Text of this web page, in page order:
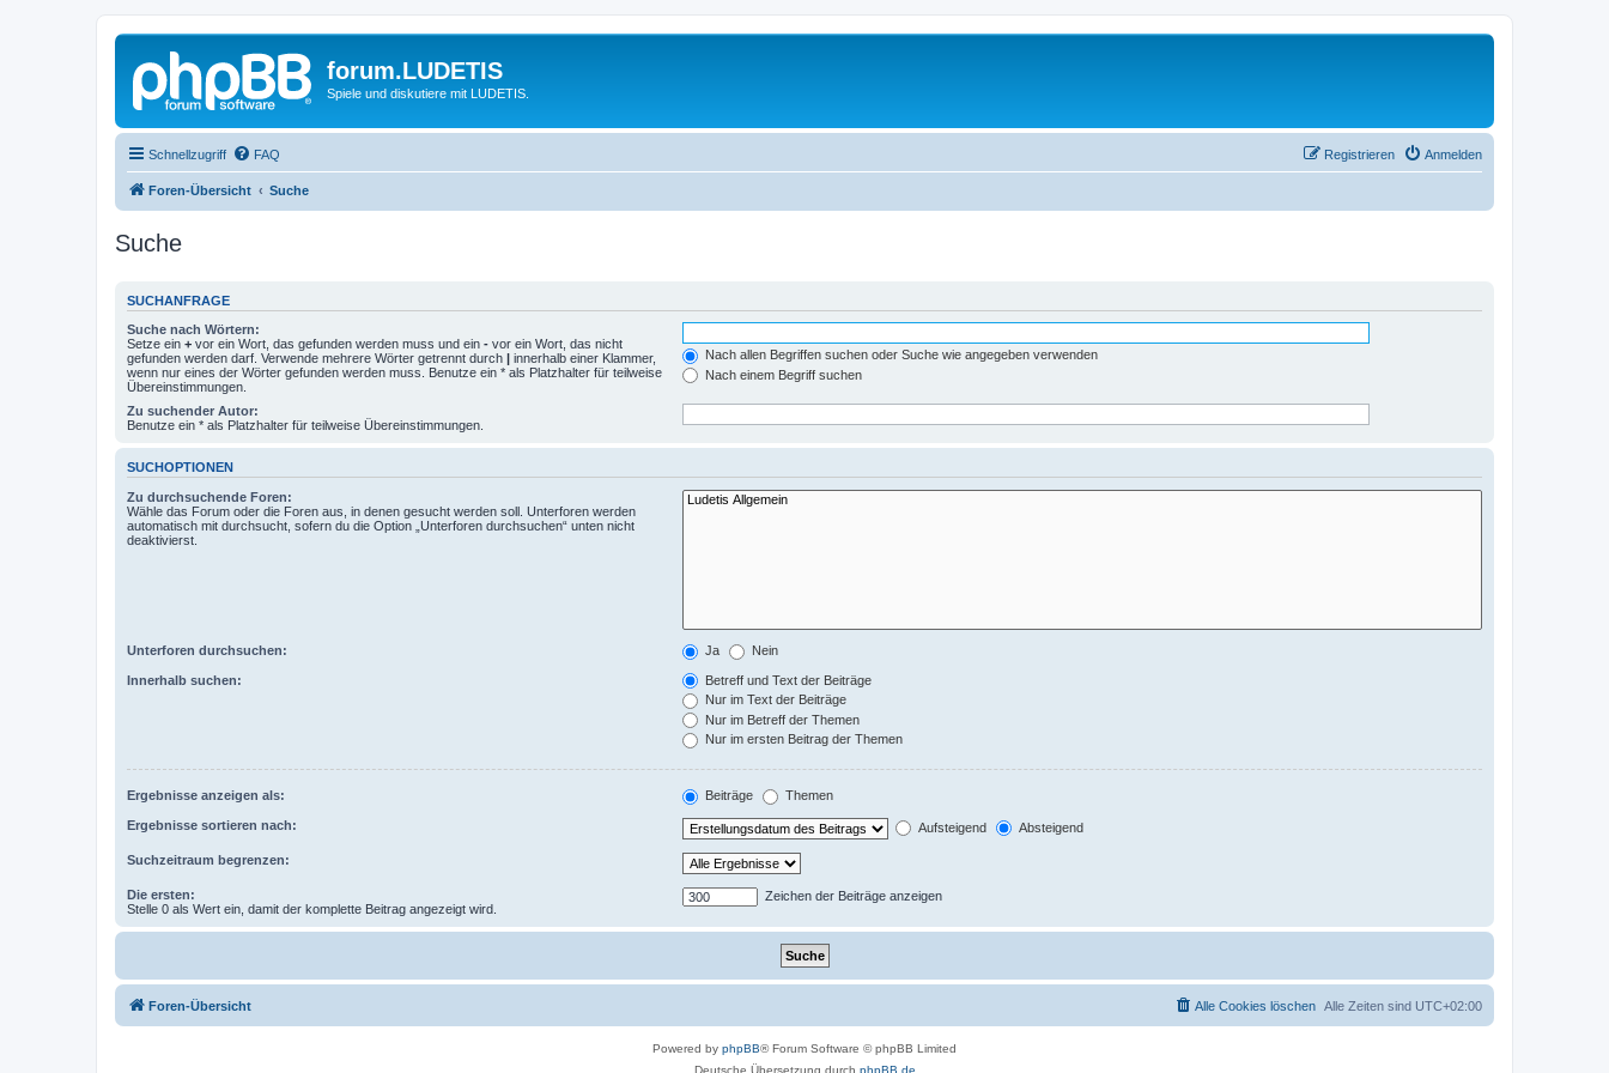
forum.LUDETIS
Spiele und diskutiere mit LUDETIS.
Schnellzugriff FAQ Anmelden
Registrieren
Foren-Übersicht Suche
Suche
SUCHANFRAGE
Suche nach Wörtern:
Setze ein + vor ein Wort, das gefunden werden muss und ein - vor ein Wort, das nicht
gefunden werden darf. Verwende mehrere Wörter getrennt durch | innerhalb einer Klammer,
wenn nur eines der Wörter gefunden werden muss. Benutze ein * als Platzhalter für teilweise
Übereinstimmungen.
Nach allen Begriffen suchen oder Suche wie angegeben verwenden
Nach einem Begriff suchen
Zu suchender Autor:
Benutze ein * als Platzhalter für teilweise Übereinstimmungen.
SUCHOPTIONEN
Zu durchsuchende Foren:
Wähle das Forum oder die Foren aus, in denen gesucht werden soll. Unterforen werden
automatisch mit durchsucht, sofern du die Option „Unterforen durchsuchen“ unten nicht
deaktivierst.
Unterforen durchsuchen: Ja Nein
Innerhalb suchen:
Betreff und Text der Beiträge
Nur im Text der Beiträge
Nur im Betreff der Themen
Nur im ersten Beitrag der Themen
Ergebnisse anzeigen als: Beiträge Themen
Ergebnisse sortieren nach: Aufsteigend Absteigend
Suchzeitraum begrenzen:
Die ersten:
Stelle 0 als Wert ein, damit der komplette Beitrag angezeigt wird.
Zeichen der Beiträge anzeigen
Foren-Übersicht Alle Zeiten sind UTC+02:00
Alle Cookies löschen
Powered by phpBB® Forum Software © phpBB Limited
Deutsche Übersetzung durch phpBB.de